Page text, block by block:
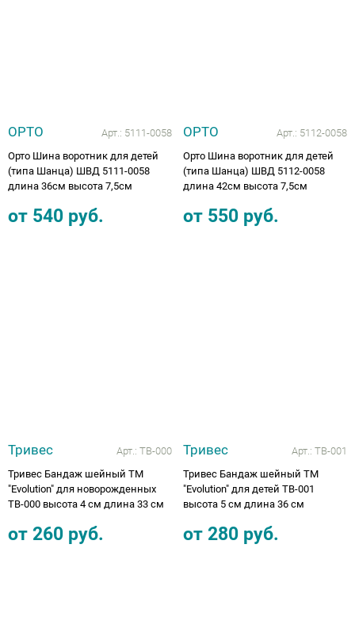
ОРТО Арт.: 5111-0058
Орто Шина воротник для детей
(типа Шанца) ШВД 5111-0058
длина 36см высота 7,5см
от 540 руб.
ОРТО Арт.: 5112-0058
Орто Шина воротник для детей
(типа Шанца) ШВД 5112-0058
длина 42см высота 7,5см
от 550 руб.
Тривес Арт.: ТВ-000
Тривес Бандаж шейный ТМ
"Evolution" для новорожденных
ТВ-000 высота 4 см длина 33 см
от 260 руб.
Тривес Арт.: ТВ-001
Тривес Бандаж шейный ТМ
"Evolution" для детей ТВ-001
высота 5 см длина 36 см
от 280 руб.
Противопролежневые матрасы, подушки
ОПОРЫ, ВЕРТИКАЛИЗАТОРЫ, Оборудование
для ЛФК
Одежда ортопедическая (адаптивная) для